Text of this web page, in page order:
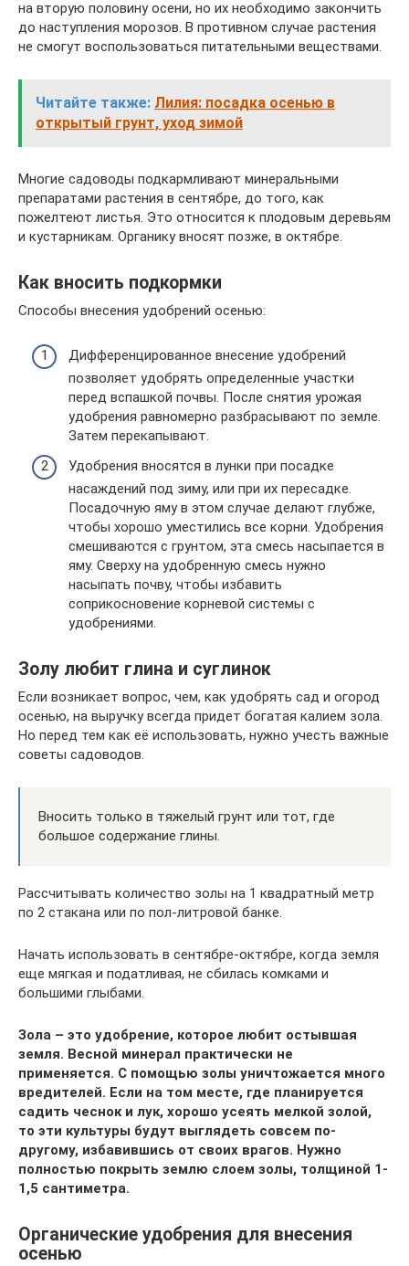
на вторую половину осени, но их необходимо закончить
до наступления морозов. В противном случае растения
не смогут воспользоваться питательными веществами.
Читайте также: Лилия: посадка осенью в
открытый грунт, уход зимой
Многие садоводы подкармливают минеральными
препаратами растения в сентябре, до того, как
пожелтеют листья. Это относится к плодовым деревьям
и кустарникам. Органику вносят позже, в октябре.
Как вносить подкормки
Способы внесения удобрений осенью:
Дифференцированное внесение удобрений
позволяет удобрять определенные участки
перед вспашкой почвы. После снятия урожая
удобрения равномерно разбрасывают по земле.
Затем перекапывают.
Удобрения вносятся в лунки при посадке
насаждений под зиму, или при их пересадке.
Посадочную яму в этом случае делают глубже,
чтобы хорошо уместились все корни. Удобрения
смешиваются с грунтом, эта смесь насыпается в
яму. Сверху на удобренную смесь нужно
насыпать почву, чтобы избавить
соприкосновение корневой системы с
удобрениями.
Золу любит глина и суглинок
Если возникает вопрос, чем, как удобрять сад и огород
осенью, на выручку всегда придет богатая калием зола.
Но перед тем как её использовать, нужно учесть важные
советы садоводов.
Вносить только в тяжелый грунт или тот, где
большое содержание глины.
Рассчитывать количество золы на 1 квадратный метр
по 2 стакана или по пол-литровой банке.
Начать использовать в сентябре-октябре, когда земля
еще мягкая и податливая, не сбилась комками и
большими глыбами.
Зола – это удобрение, которое любит остывшая
земля. Весной минерал практически не
применяется. С помощью золы уничтожается много
вредителей. Если на том месте, где планируется
садить чеснок и лук, хорошо усеять мелкой золой,
то эти культуры будут выглядеть совсем по-
другому, избавившись от своих врагов. Нужно
полностью покрыть землю слоем золы, толщиной 1-
1,5 сантиметра.
Органические удобрения для внесения
осенью